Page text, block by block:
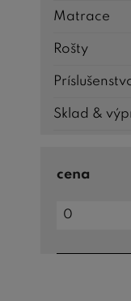
Matrace
Rošty
Sklad &
cena
Cena